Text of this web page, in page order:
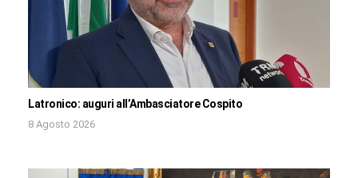
Latronico: auguri all’Ambasciatore Cospito
8 Agosto 2026